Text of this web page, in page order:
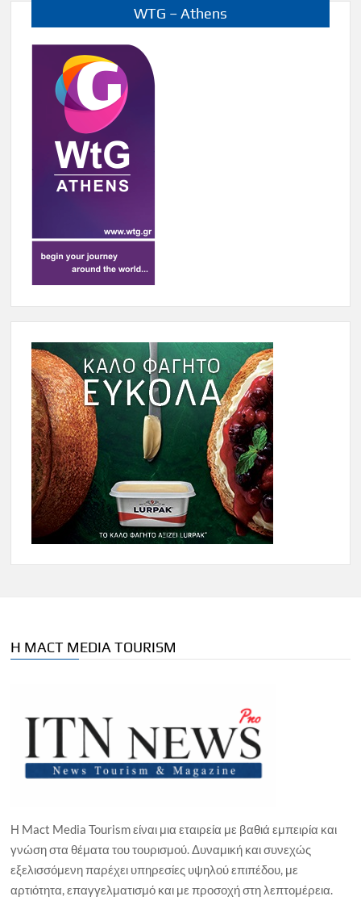
WTG – Athens
Η MACT MEDIA TOURISM
Η Mact Media Tourism είναι μια εταιρεία με βαθιά εμπειρία και
γνώση στα θέματα του τουρισμού. Δυναμική και συνεχώς
εξελισσόμενη παρέχει υπηρεσίες υψηλού επιπέδου, με
αρτιότητα, επαγγελματισμό και με προσοχή στη λεπτομέρεια.